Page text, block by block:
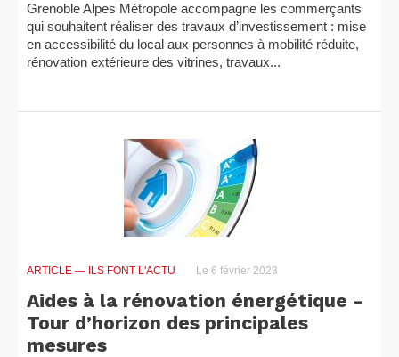
Grenoble Alpes Métropole accompagne les commerçants
qui souhaitent réaliser des travaux d’investissement : mise
en accessibilité du local aux personnes à mobilité réduite,
rénovation extérieure des vitrines, travaux...
ARTICLE — ILS FONT L'ACTU Le 6 février 2023
Aides à la rénovation énergétique -
Tour d’horizon des principales
mesures